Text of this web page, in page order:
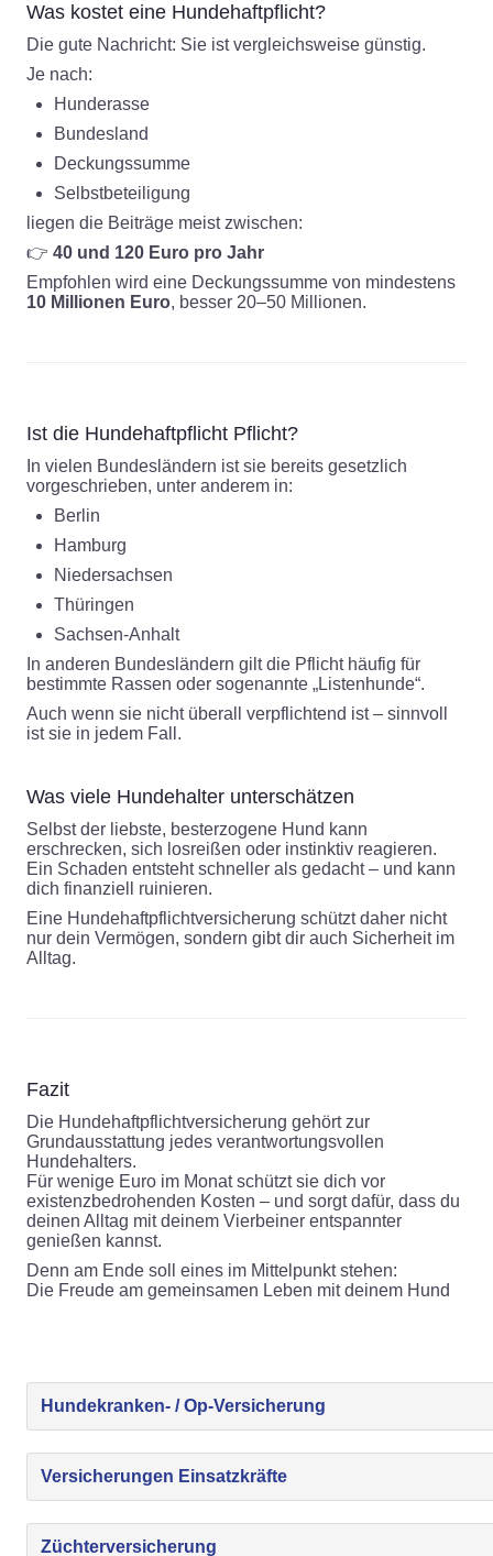
Was kostet eine Hundehaftpflicht?
Die gute Nachricht: Sie ist vergleichsweise günstig.
Je nach:
Hunderasse
Bundesland
Deckungssumme
Selbstbeteiligung
liegen die Beiträge meist zwischen:
👉 40 und 120 Euro pro Jahr
Empfohlen wird eine Deckungssumme von mindestens
10 Millionen Euro, besser 20–50 Millionen.
Ist die Hundehaftpflicht Pflicht?
In vielen Bundesländern ist sie bereits gesetzlich
vorgeschrieben, unter anderem in:
Berlin
Hamburg
Niedersachsen
Thüringen
Sachsen-Anhalt
In anderen Bundesländern gilt die Pflicht häufig für
bestimmte Rassen oder sogenannte „Listenhunde“.
Auch wenn sie nicht überall verpflichtend ist – sinnvoll
ist sie in jedem Fall.
Was viele Hundehalter unterschätzen
Selbst der liebste, besterzogene Hund kann
erschrecken, sich losreißen oder instinktiv reagieren.
Ein Schaden entsteht schneller als gedacht – und kann
dich finanziell ruinieren.
Eine Hundehaftpflichtversicherung schützt daher nicht
nur dein Vermögen, sondern gibt dir auch Sicherheit im
Alltag.
Fazit
Die Hundehaftpflichtversicherung gehört zur
Grundausstattung jedes verantwortungsvollen
Hundehalters.
Für wenige Euro im Monat schützt sie dich vor
existenzbedrohenden Kosten – und sorgt dafür, dass du
deinen Alltag mit deinem Vierbeiner entspannter
genießen kannst.
Denn am Ende soll eines im Mittelpunkt stehen:
Die Freude am gemeinsamen Leben mit deinem Hund
Hundekranken- / Op-Versicherung
Versicherungen Einsatzkräfte
Züchterversicherung